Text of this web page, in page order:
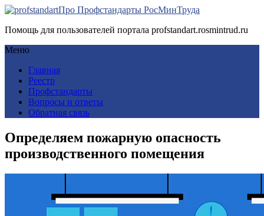
Про Профстандарты РосМинТруда
Помощь для пользователей портала profstandart.rosmintrud.ru
Меню
Главная
Реестр
Профстандарты
Вопросы и ответы
Обратная связь
Определяем пожарную опасность
производственного помещения